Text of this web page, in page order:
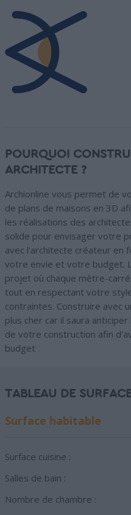
POURQUOI
ARCHITECTE ?
Archionline vous permet de
de plans de maisons en 3D
les réalisations des
solide pour envisager votre
avec l'architecte créateur en
votre envie et votre budget.
projet où chaque mètre-
tout en respectant votre
contraintes. Construire avec
plus cher car il saura
de votre construction afin
budget
TABLEAU DE
Surface habitable
Surface cuisine :
Salles de bain :
Nombre de chambre :